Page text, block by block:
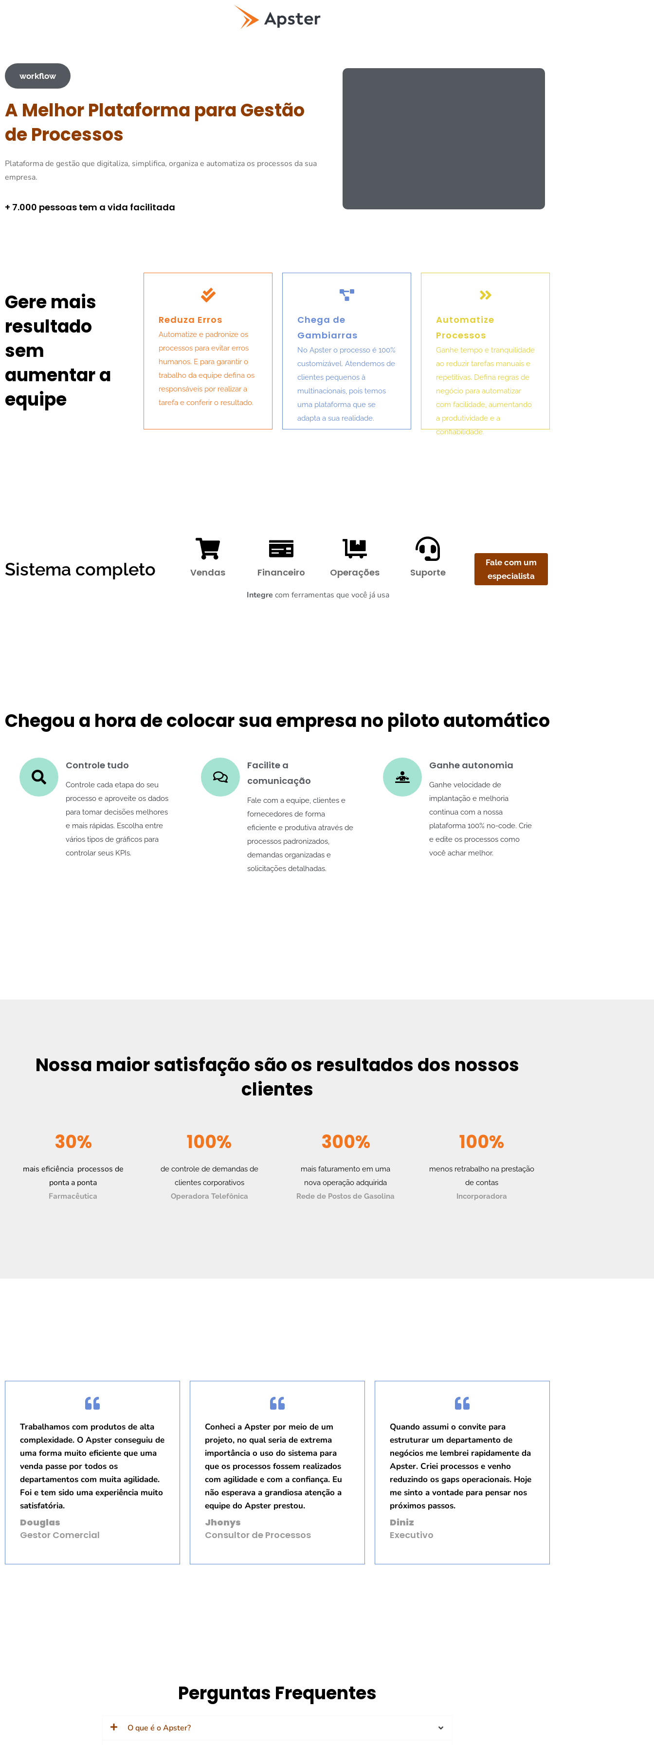
workflow
A Melhor Plataforma para Gestão
de Processos
Plataforma de gestão que digitaliza, simplifica, organiza e automatiza os processos da sua
empresa.
+ 7.000 pessoas tem a vida facilitada
Gere mais
resultado
sem
aumentar a
equipe
Reduza Erros
Automatize e padronize os
processos para evitar erros
humanos. E para garantir o
trabalho da equipe defina os
responsáveis por realizar a
tarefa e conferir o resultado.
Chega de
Gambiarras
No Apster o processo é 100%
customizável. Atendemos de
clientes pequenos à
multinacionais, pois temos
uma plataforma que se
adapta a sua realidade.
Automatize
Processos
Ganhe tempo e tranquilidade
ao reduzir tarefas manuais e
repetitivas. Defina regras de
negócio para automatizar
com facilidade, aumentando
a produtividade e a
confiabilidade.
Sistema completo Vendas Financeiro Operações Suporte
Integre com ferramentas que você já usa
Fale com um
especialista
Chegou a hora de colocar sua empresa no piloto automático
Controle tudo
Controle cada etapa do seu
processo e aproveite os dados
para tomar decisões melhores
e mais rápidas. Escolha entre
vários tipos de gráficos para
controlar seus KPIs.
Facilite a
comunicação
Fale com a equipe, clientes e
fornecedores de forma
eficiente e produtiva através de
processos padronizados,
demandas organizadas e
solicitações detalhadas.
Ganhe autonomia
Ganhe velocidade de
implantação e melhoria
continua com a nossa
plataforma 100% no-code. Crie
e edite os processos como
você achar melhor.
Nossa maior satisfação são os resultados dos nossos
clientes
30%
mais eficiência processos de
ponta a ponta
Farmacêutica
100%
de controle de demandas de
clientes corporativos
Operadora Telefônica
300%
mais faturamento em uma
nova operação adquirida
Rede de Postos de Gasolina
100%
menos retrabalho na prestação
de contas
Incorporadora
Trabalhamos com produtos de alta
complexidade. O Apster conseguiu de
uma forma muito eficiente que uma
venda passe por todos os
departamentos com muita agilidade.
Foi e tem sido uma experiência muito
satisfatória.
Douglas
Gestor Comercial
Conheci a Apster por meio de um
projeto, no qual seria de extrema
importância o uso do sistema para
que os processos fossem realizados
com agilidade e com a confiança. Eu
não esperava a grandiosa atenção a
equipe do Apster prestou.
Jhonys
Consultor de Processos
Quando assumi o convite para
estruturar um departamento de
negócios me lembrei rapidamente da
Apster. Criei processos e venho
reduzindo os gaps operacionais. Hoje
me sinto a vontade para pensar nos
próximos passos.
Diniz
Executivo
Perguntas Frequentes
O que é o Apster?